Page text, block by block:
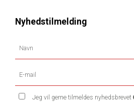
Nyhedstilmelding
Jeg vil gerne tilmeldes nyhedsbrevet